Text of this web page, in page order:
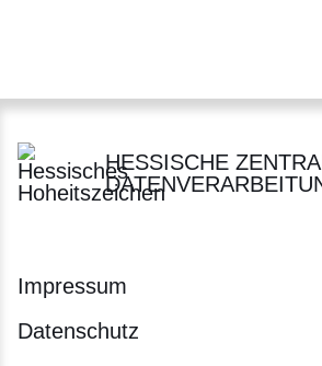
HESSISCHE
Impressum
Datenschutz